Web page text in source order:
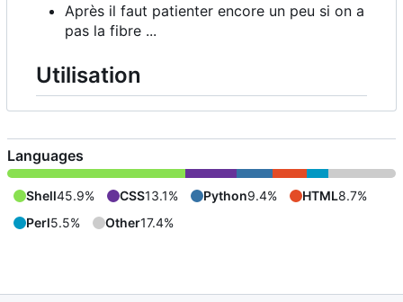
Après il faut patienter encore un peu si on a
pas la fibre ...
Utilisation
Languages
Shell45.9% CSS13.1% Python9.4% HTML8.7%
Perl5.5% Other17.4%